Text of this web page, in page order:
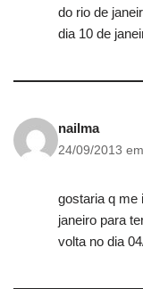
do rio de
dia 10 de
nailma
24/09/2013
gostaria q me
janeiro para
volta no dia